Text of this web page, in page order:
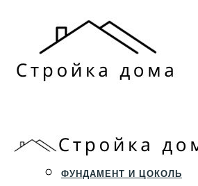
СТРОИТЕЛЬСТВО
ФУНДАМЕНТ И ЦОКОЛЬ